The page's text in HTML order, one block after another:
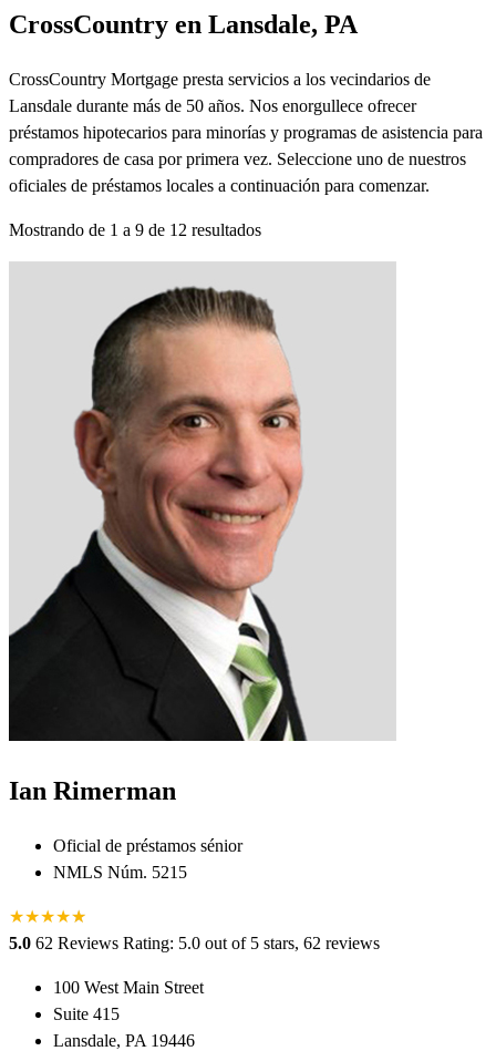
CrossCountry en Lansdale, PA
CrossCountry Mortgage presta servicios a los vecindarios de
Lansdale durante más de 50 años. Nos enorgullece ofrecer
préstamos hipotecarios para minorías y programas de asistencia para
compradores de casa por primera vez. Seleccione uno de nuestros
oficiales de préstamos locales a continuación para comenzar.
Mostrando de 1 a 9 de 12 resultados
Ian Rimerman
Oficial de préstamos sénior
NMLS Núm. 5215
★★★★★
★
5.0 62 Reviews Rating: 5.0 out of 5 stars, 62 reviews
100 West Main Street
Suite 415
Lansdale, PA 19446